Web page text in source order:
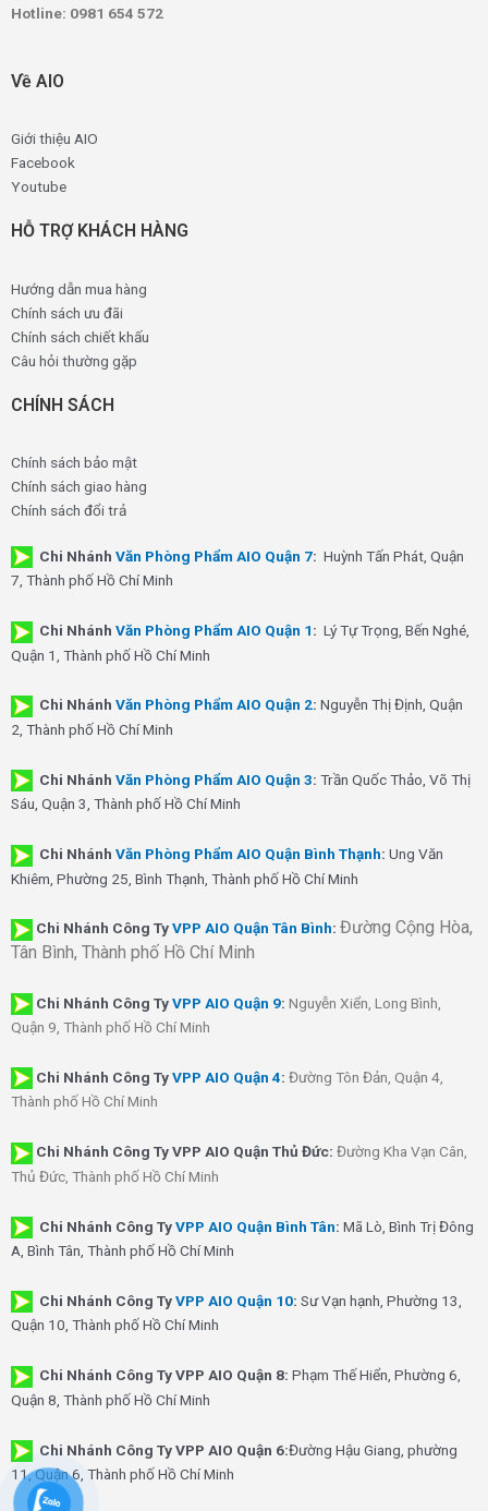
Hotline: 0981 654 572
Về AIO
Giới thiệu AIO
Facebook
Youtube
HỖ TRỢ KHÁCH HÀNG
Hướng dẫn mua hàng
Chính sách ưu đãi
Chính sách chiết khấu
Câu hỏi thường gặp
CHÍNH SÁCH
Chính sách bảo mật
Chính sách giao hàng
Chính sách đổi trả
Chi Nhánh Văn Phòng Phẩm AIO Quận 7: Huỳnh Tấn Phát, Quận
7, Thành phố Hồ Chí Minh
Chi Nhánh Văn Phòng Phẩm AIO Quận 1: Lý Tự Trọng, Bến Nghé,
Quận 1, Thành phố Hồ Chí Minh
Chi Nhánh Văn Phòng Phẩm AIO Quận 2: Nguyễn Thị Định, Quận
2, Thành phố Hồ Chí Minh
Chi Nhánh Văn Phòng Phẩm AIO Quận 3: Trần Quốc Thảo, Võ Thị
Sáu, Quận 3, Thành phố Hồ Chí Minh
Chi Nhánh Văn Phòng Phẩm AIO Quận Bình Thạnh: Ung Văn
Khiêm, Phường 25, Bình Thạnh, Thành phố Hồ Chí Minh
Chi Nhánh Công TyVPP AIO Quận Tân Bình: Đường Cộng Hòa,
Tân Bình, Thành phố Hồ Chí Minh
Chi Nhánh Công TyVPP AIO Quận 9: Nguyễn Xiển, Long Bình,
Quận 9, Thành phố Hồ Chí Minh
Chi Nhánh Công TyVPP AIO Quận 4: Đường Tôn Đản, Quận 4,
Thành phố Hồ Chí Minh
Chi Nhánh Công Ty VPP AIO Quận Thủ Đức: Đường Kha Vạn Cân,
Thủ Đức, Thành phố Hồ Chí Minh
Chi Nhánh Công TyVPP AIO Quận Bình Tân: Mã Lò, Bình Trị Đông
A, Bình Tân, Thành phố Hồ Chí Minh
Chi Nhánh Công TyVPP AIO Quận 10: Sư Vạn hạnh, Phường 13,
Quận 10, Thành phố Hồ Chí Minh
Chi Nhánh Công Ty VPP AIO Quận 8: Phạm Thế Hiển, Phường 6,
Quận 8, Thành phố Hồ Chí Minh
Chi Nhánh Công Ty VPP AIO Quận 6:Đường Hậu Giang, phường
11, Quận 6, Thành phố Hồ Chí Minh